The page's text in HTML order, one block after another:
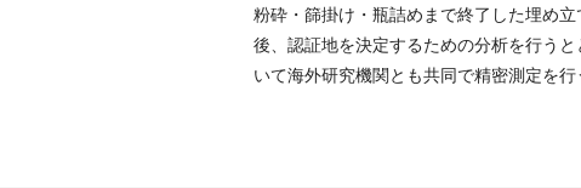
粉砕・篩掛け・瓶詰めまで終了した埋め
後、認証地を決定するための分析を行う
いて海外研究機関とも共同で精密測定を行